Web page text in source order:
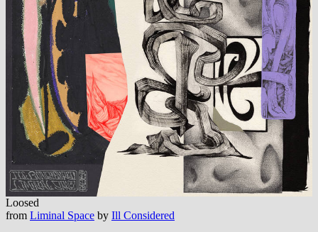
Loosed
from Liminal Space by Ill Considered